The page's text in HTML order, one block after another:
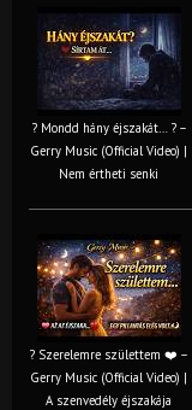
? Mondd hány éjszakát… ? –
Gerry Music (Official Video) |
Nem értheti senki
? Szerelemre születtem ❤️ –
Gerry Music (Official Video) |
A szenvedély éjszakája